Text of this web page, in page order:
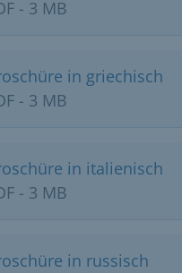
- 3 MB
in griechisch
- 3 MB
in italienisch
- 3 MB
in russisch